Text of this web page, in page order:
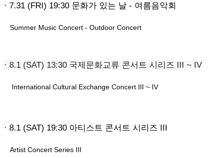
· 7.31 (FRI) 19:30 문화가 있는 날 - 여름음악회
Summer Music Concert - Outdoor Concert
· 8.1 (SAT) 13:30 국제문화교류 콘서트 시리즈 III ~ IV
International Cultural Exchange Concert III ~ IV
· 8.1 (SAT) 19:30 아티스트 콘서트 시리즈 III
Artist Concert Series III